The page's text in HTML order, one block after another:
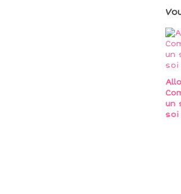
un
soi